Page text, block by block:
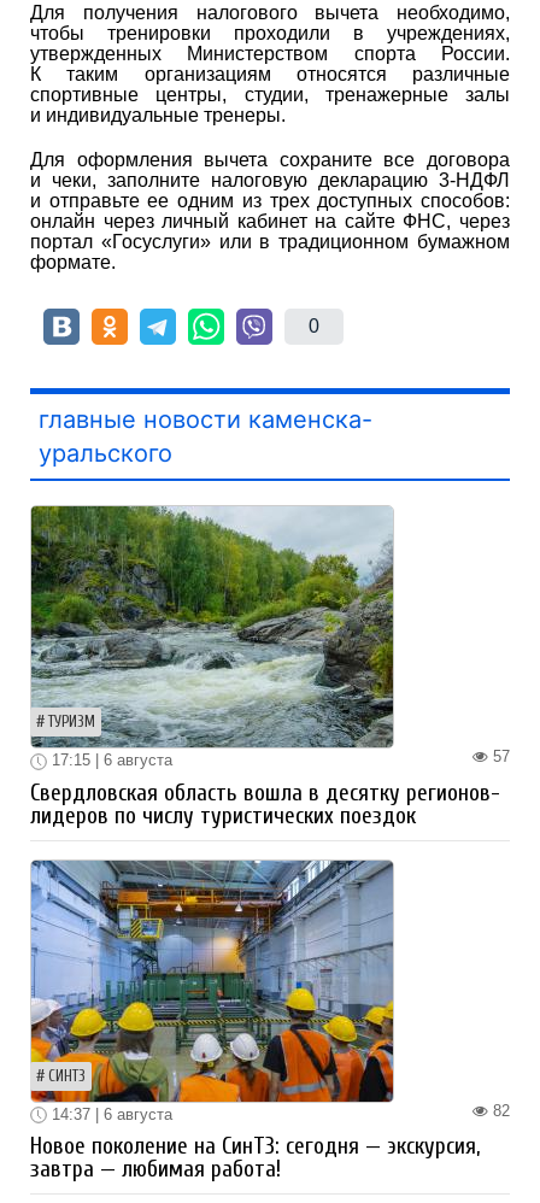
Для получения налогового вычета необходимо,
чтобы тренировки проходили в учреждениях,
утвержденных Министерством спорта России.
К таким организациям относятся различные
спортивные центры, студии, тренажерные залы
и индивидуальные тренеры.
Для оформления вычета сохраните все договора
и чеки, заполните налоговую декларацию 3-НДФЛ
и отправьте ее одним из трех доступных способов:
онлайн через личный кабинет на сайте ФНС, через
портал «Госуслуги» или в традиционном бумажном
формате.
0
главные новости каменска-
уральского
ТУРИЗМ
57
17:15 | 6 августа
Свердловская область вошла в десятку регионов-
лидеров по числу туристических поездок
СИНТЗ
82
14:37 | 6 августа
Новое поколение на СинТЗ: сегодня — экскурсия,
завтра — любимая работа!